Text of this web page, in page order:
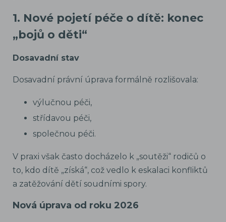
1. Nové pojetí péče o dítě: konec
„bojů o děti“
Dosavadní stav
Dosavadní právní úprava formálně rozlišovala:
výlučnou péči,
střídavou péči,
společnou péči.
V praxi však často docházelo k „soutěži“ rodičů o
to, kdo dítě „získá“, což vedlo k eskalaci konfliktů
a zatěžování dětí soudními spory.
Nová úprava od roku 2026